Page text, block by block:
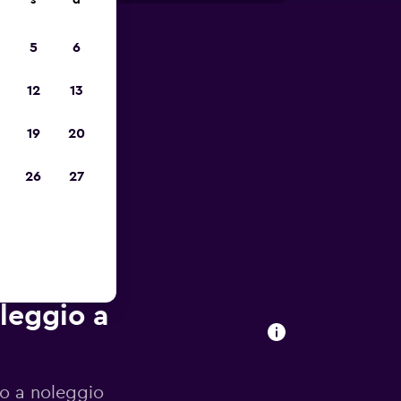
a
a noleggio
5 6
12 13
19 20
26 27